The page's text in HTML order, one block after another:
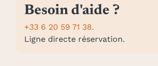
Besoin d'aide ?
+33 6 20 59 71 38.
Ligne directe réservation.